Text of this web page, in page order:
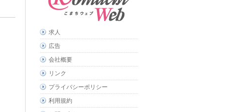
求人
広告
会社概要
リンク
プライバシーポリシー
利用規約